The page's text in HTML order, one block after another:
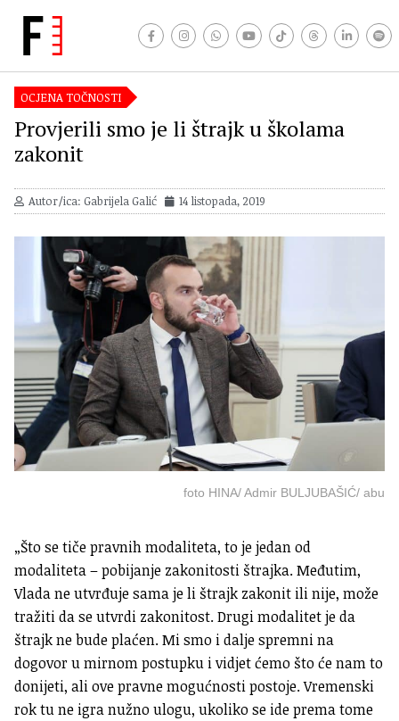
OCJENA TOČNOSTI
Provjerili smo je li štrajk u školama
zakonit
Autor/ica: Gabrijela Galić 14 listopada, 2019
foto HINA/ Admir BULJUBAŠIĆ/ abu
„Što se tiče pravnih modaliteta, to je jedan od
modaliteta – pobijanje zakonitosti štrajka. Međutim,
Vlada ne utvrđuje sama je li štrajk zakonit ili nije, može
tražiti da se utvrdi zakonitost. Drugi modalitet je da
štrajk ne bude plaćen. Mi smo i dalje spremni na
dogovor u mirnom postupku i vidjet ćemo što će nam to
donijeti, ali ove pravne mogućnosti postoje. Vremenski
rok tu ne igra nužno ulogu, ukoliko se ide prema tome